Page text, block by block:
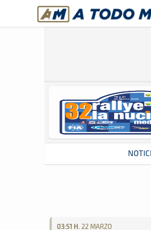
A Todo Motor· Revista del
03:51 H. 22 MARZO